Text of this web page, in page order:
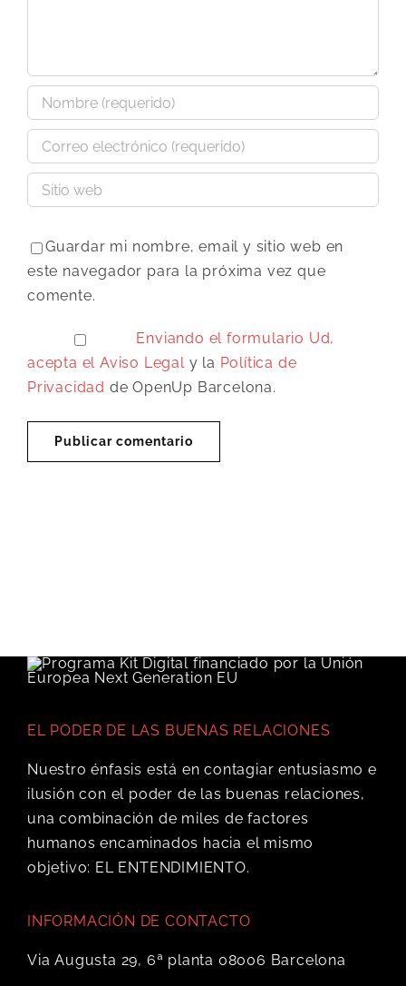
Guardar mi nombre, email y sitio web en
este navegador para la próxima vez que
comente.
Enviando el formulario Ud,
acepta elAviso Legaly la Política de
Privacidad de OpenUp Barcelona.
EL PODER DE LAS BUENAS RELACIONES
Nuestro énfasis está en contagiar entusiasmo e
ilusión con el poder de las buenas relaciones,
una combinación de miles de factores
humanos encaminados hacia el mismo
objetivo: EL ENTENDIMIENTO.
INFORMACIÓN DE CONTACTO
Via Augusta 29, 6ª planta 08006 Barcelona